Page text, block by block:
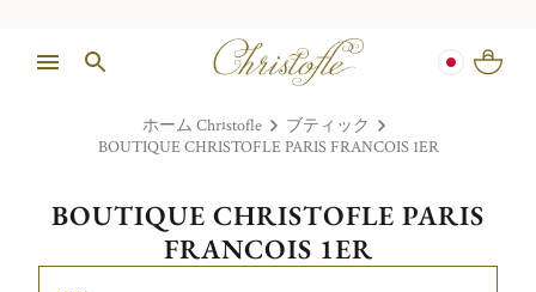
ホーム Christofle
ブティック
BOUTIQUE CHRISTOFLE PARIS FRANCOIS 1ER
BOUTIQUE CHRISTOFLE PARIS
FRANCOIS 1ER